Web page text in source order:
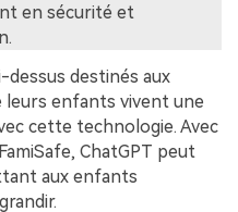
en sécurité et
dessus destinés aux
enfants vivent une
cette technologie. Avec
ChatGPT peut
aux enfants